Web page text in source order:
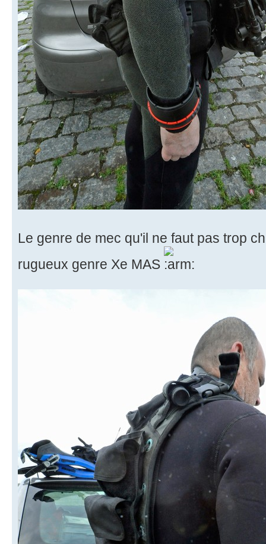
Le genre de mec qu'il ne faut pas trop
rugueux genre Xe MAS